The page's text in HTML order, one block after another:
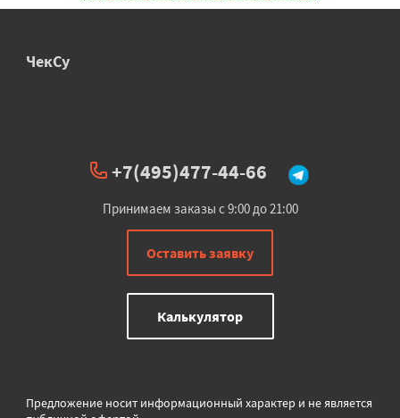
ЧекСу
+7(495)477-44-66
Принимаем заказы с 9:00 до 21:00
Оставить заявку
Калькулятор
Предложение носит информационный характер и не является